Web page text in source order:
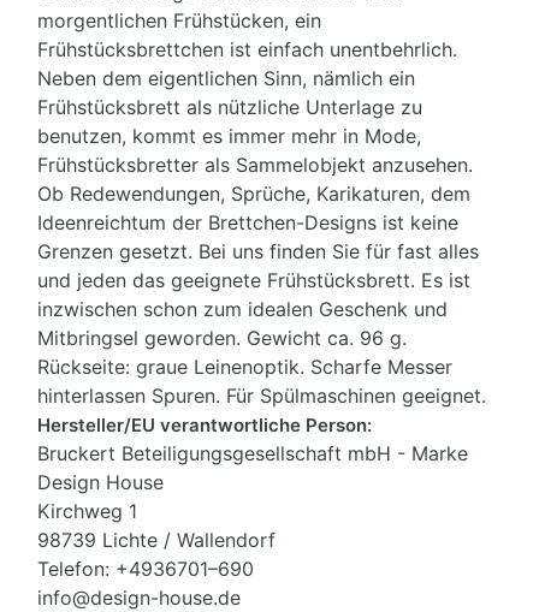
morgentlichen Frühstücken, ein
Frühstücksbrettchen ist einfach unentbehrlich.
Neben dem eigentlichen Sinn, nämlich ein
Frühstücksbrett als nützliche Unterlage zu
benutzen, kommt es immer mehr in Mode,
Frühstücksbretter als Sammelobjekt anzusehen.
Ob Redewendungen, Sprüche, Karikaturen, dem
Ideenreichtum der Brettchen-Designs ist keine
Grenzen gesetzt. Bei uns finden Sie für fast alles
und jeden das geeignete Frühstücksbrett. Es ist
inzwischen schon zum idealen Geschenk und
Mitbringsel geworden. Gewicht ca. 96 g.
Rückseite: graue Leinenoptik. Scharfe Messer
hinterlassen Spuren. Für Spülmaschinen geeignet.
Hersteller/EU verantwortliche Person:
Bruckert Beteiligungsgesellschaft mbH - Marke
Design House
Kirchweg 1
98739 Lichte / Wallendorf
Telefon: +4936701–690
info@design-house.de